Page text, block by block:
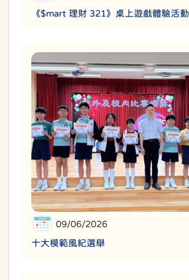
《$mart 理財 321》桌上遊戲體驗活動
09/06/2026
十大模範風紀選舉